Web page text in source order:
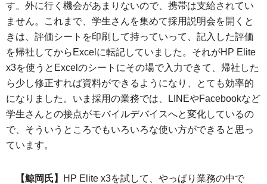
す。外に行く機会があまりないので、携帯は支給されてい
ません。これまで、学生さんを集めて採用説明会を開くと
きは、評価シートを印刷して持っていって、記入した評価
を帰社してからExcelに転記していました。それがHP Elite
x3を使うとExcelのシートにその場で入力できて、帰社した
ら少し修正すれば資料ができるようになり、とても効率的
になりました。いま採用の業務では、LINEやFacebookなど
学生さんとの接点がモバイルデバイスへと変化しているの
で、そういうところでもいろいろな使い方ができると思っ
ています。
【鯨岡氏】
HP Elite x3を試して、やっぱり業務の中で